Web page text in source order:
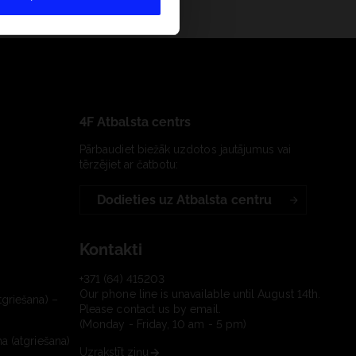
–
(atgriešana)
4F Atbalsta centrs
Pārbaudiet biežāk uzdotos jautājumus vai
tērzējiet ar čatbotu:
Dodieties uz Atbalsta centru
Kontakti
+371 (64) 415203
Our phone line is unavailable until August 14th.
Please contact us by email.
(Monday - Friday, 10 am - 5 pm)
Uzrakstīt ziņu